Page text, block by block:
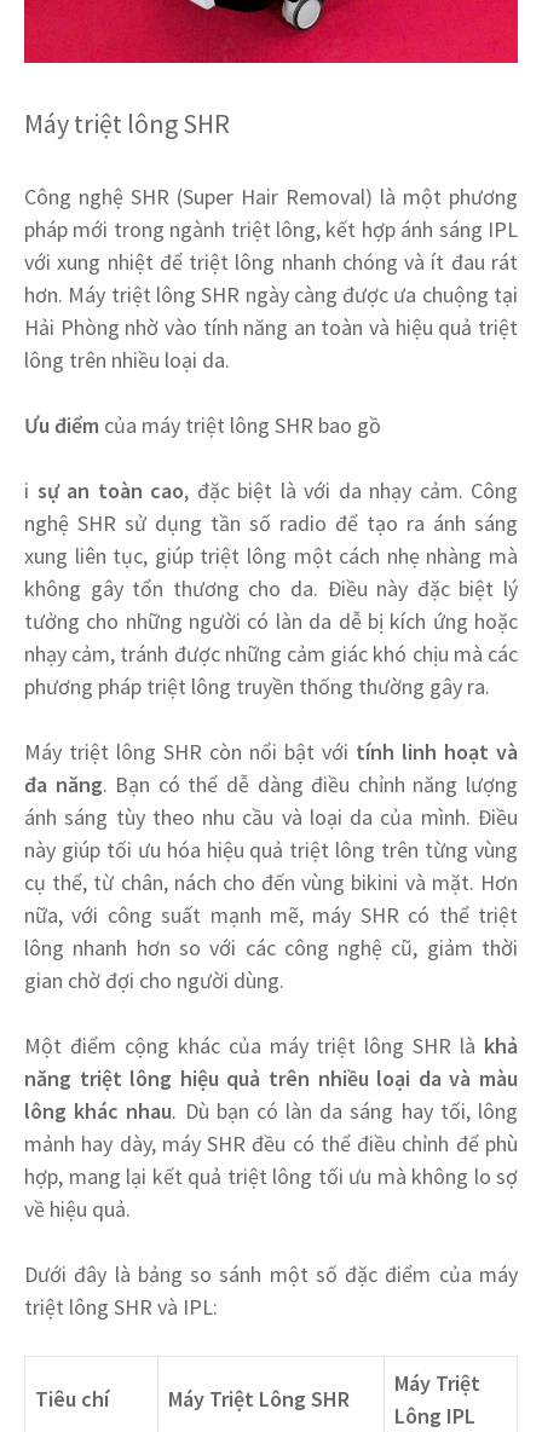
Máy triệt lông SHR
Công nghệ SHR (Super Hair Removal) là một phương
pháp mới trong ngành triệt lông, kết hợp ánh sáng IPL
với xung nhiệt để triệt lông nhanh chóng và ít đau rát
hơn. Máy triệt lông SHR ngày càng được ưa chuộng tại
Hải Phòng nhờ vào tính năng an toàn và hiệu quả triệt
lông trên nhiều loại da.
Ưu điểm của máy triệt lông SHR bao gồ
i sự an toàn cao, đặc biệt là với da nhạy cảm. Công
nghệ SHR sử dụng tần số radio để tạo ra ánh sáng
xung liên tục, giúp triệt lông một cách nhẹ nhàng mà
không gây tổn thương cho da. Điều này đặc biệt lý
tưởng cho những người có làn da dễ bị kích ứng hoặc
nhạy cảm, tránh được những cảm giác khó chịu mà các
phương pháp triệt lông truyền thống thường gây ra.
Máy triệt lông SHR còn nổi bật với tính linh hoạt và
đa năng. Bạn có thể dễ dàng điều chỉnh năng lượng
ánh sáng tùy theo nhu cầu và loại da của mình. Điều
này giúp tối ưu hóa hiệu quả triệt lông trên từng vùng
cụ thể, từ chân, nách cho đến vùng bikini và mặt. Hơn
nữa, với công suất mạnh mẽ, máy SHR có thể triệt
lông nhanh hơn so với các công nghệ cũ, giảm thời
gian chờ đợi cho người dùng.
Một điểm cộng khác của máy triệt lông SHR là khả
năng triệt lông hiệu quả trên nhiều loại da và màu
lông khác nhau. Dù bạn có làn da sáng hay tối, lông
mảnh hay dày, máy SHR đều có thể điều chỉnh để phù
hợp, mang lại kết quả triệt lông tối ưu mà không lo sợ
về hiệu quả.
Dưới đây là bảng so sánh một số đặc điểm của máy
triệt lông SHR và IPL:
Tiêu chí Máy Triệt Lông SHR
Máy Triệt
Lông IPL